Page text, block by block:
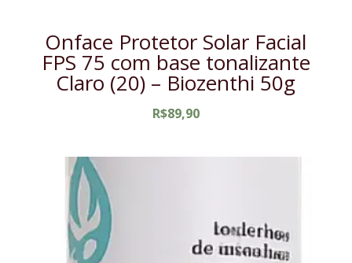
Onface Protetor Solar Facial
FPS 75 com base tonalizante
Claro (20) – Biozenthi 50g
R$89,90